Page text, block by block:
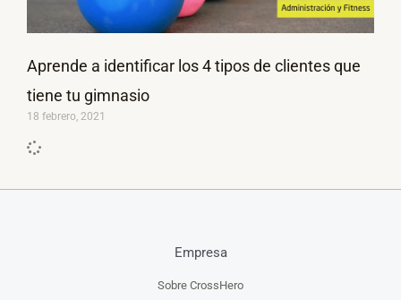
Aprende a identificar los 4 tipos de clientes que
tiene tu gimnasio
18 febrero, 2021
Empresa
Sobre CrossHero